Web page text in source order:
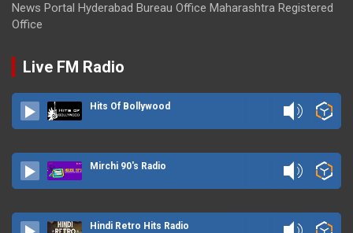
News Portal Hyderabad Bureau Office Maharashtra Registered
Office
Live FM Radio
Hits Of Bollywood
Mirchi 90's Radio
Hindi Retro Hits Radio